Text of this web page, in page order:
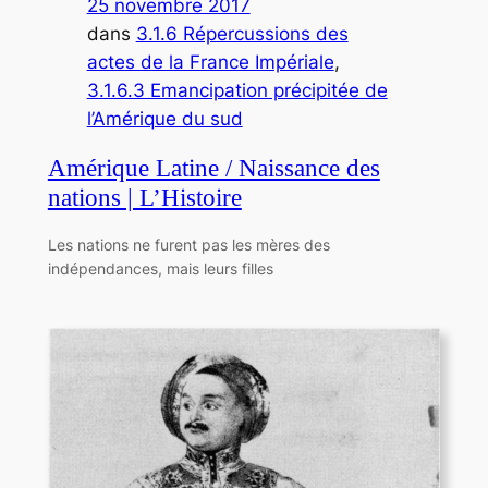
25 novembre 2017
dans 3.1.6 Répercussions des
actes de la France Impériale
3.1.6.3 Emancipation précipitée de
l’Amérique du sud
Amérique Latine / Naissance des
nations | L’Histoire
Les nations ne furent pas les mères des
indépendances, mais leurs filles